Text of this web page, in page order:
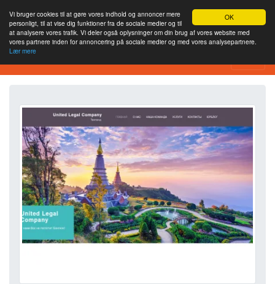
OK
Vi bruger cookies til at gøre vores indhold og annoncer mere
personligt, til at vise dig funktioner fra de sociale medier og til
at analysere vores trafik. Vi deler også oplysninger om din brug af vores website med
vores partnere inden for annoncering på sociale medier og med vores analysepartnere.
Lær mere
Værktøj til webstedsanalyse